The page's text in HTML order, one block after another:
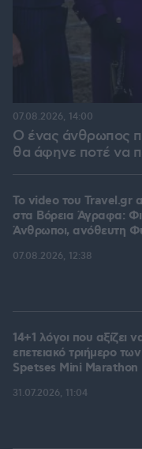
Ο ένας άνθρωπος
θα άφηνε ποτέ να
07.08.2026, 14:00
To video του Travel.gr
στα Βόρεια Άγραφα:
Άνθρωποι, ανόθευτη
07.08.2026, 12:38
14+1 λόγοι που αξίζει
επετειακό τριήμερο
Spetses Mini Marathon
31.07.2026, 11:04